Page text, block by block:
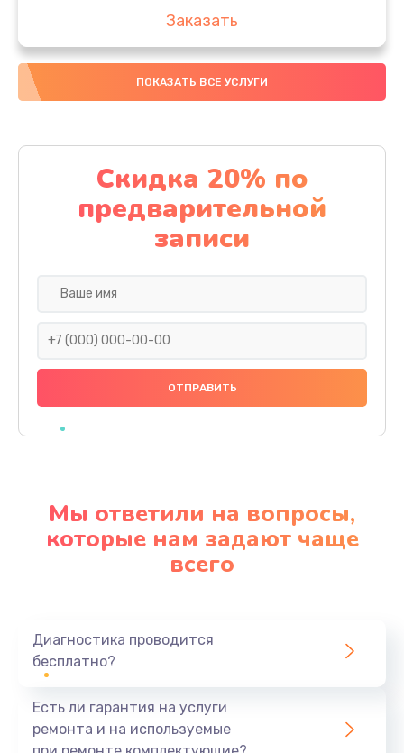
Заказать
Замена аккумулятора
4000 руб.
Замена материнской платы
1100 руб.
Заказать
Замена праймера
1000 руб.
Заказать
Профилактическая чистка
Заказать
ПОКАЗАТЬ ВСЕ УСЛУГИ
Скидка 20% по
предварительной
записи
Мы ответили на вопросы,
которые нам задают чаще
всего
Диагностика проводится
бесплатно?
Есть ли гарантия на услуги
ремонта и на используемые